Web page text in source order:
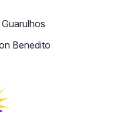
Benedito